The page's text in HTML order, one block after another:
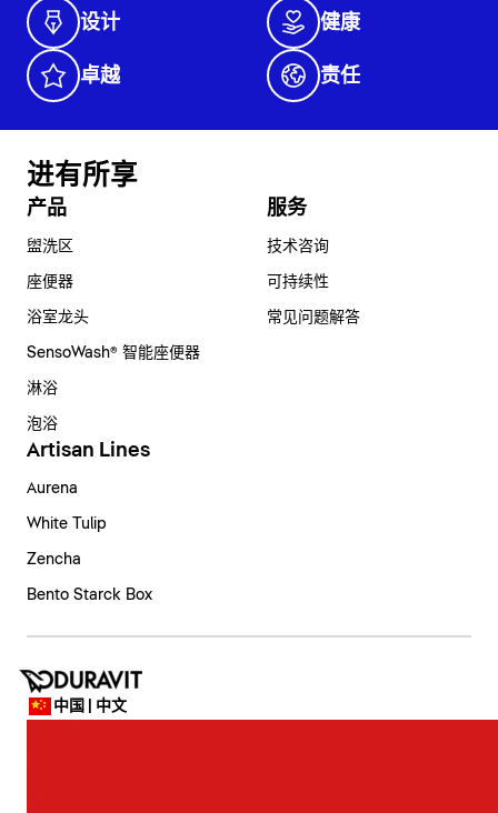
设计 健康
卓越 责任
进有所享
产品
盥洗区
座便器
浴室龙头
SensoWash® 智能座便器
淋浴
泡浴
服务
技术咨询
可持续性
常见问题解答
Artisan Lines
Aurena
White Tulip
Zencha
Bento Starck Box
中国 | 中文